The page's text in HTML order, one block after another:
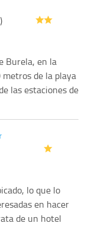
Burela, en la
metros de la playa
las estaciones de
lo que lo
en hacer
de un hotel